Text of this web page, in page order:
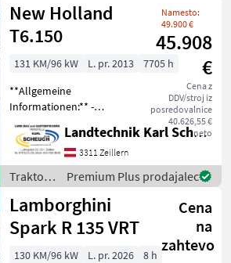
New Holland
T6.150
Namesto:
49.900 €
45.908
€
Cena z
DDV/stroj iz
posredovalnice
40.626,55 €
neto
131 KM/96 kW L. pr. 2013
7705 h
**Allgemeine
Informationen:** -
**Marke:** New Holland -
**Modell:** T6.150 -
**Baujahr:** 2013 -
**Betriebsstunden:** 7705
Stunden - **Leistung:** 131
PS **
Landtechnik Karl Scheuch
3311 Zeillern
Traktor /
New
Holland
Premium Plus prodajalec
Lamborghini
Spark R 135 VRT
Cena
na
zahtevo
130 KM/96 kW L. pr. 2026
8 h